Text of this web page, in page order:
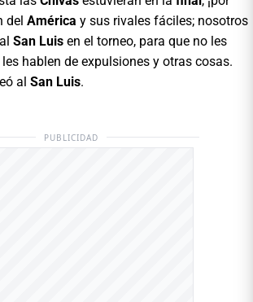
del América y sus rivales fáciles; nosotros
San Luis en el torneo, para que no les
hablen de expulsiones y otras cosas.
al San Luis.
PUBLICIDAD